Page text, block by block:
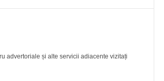
advertoriale și alte servicii adiacente vizitați